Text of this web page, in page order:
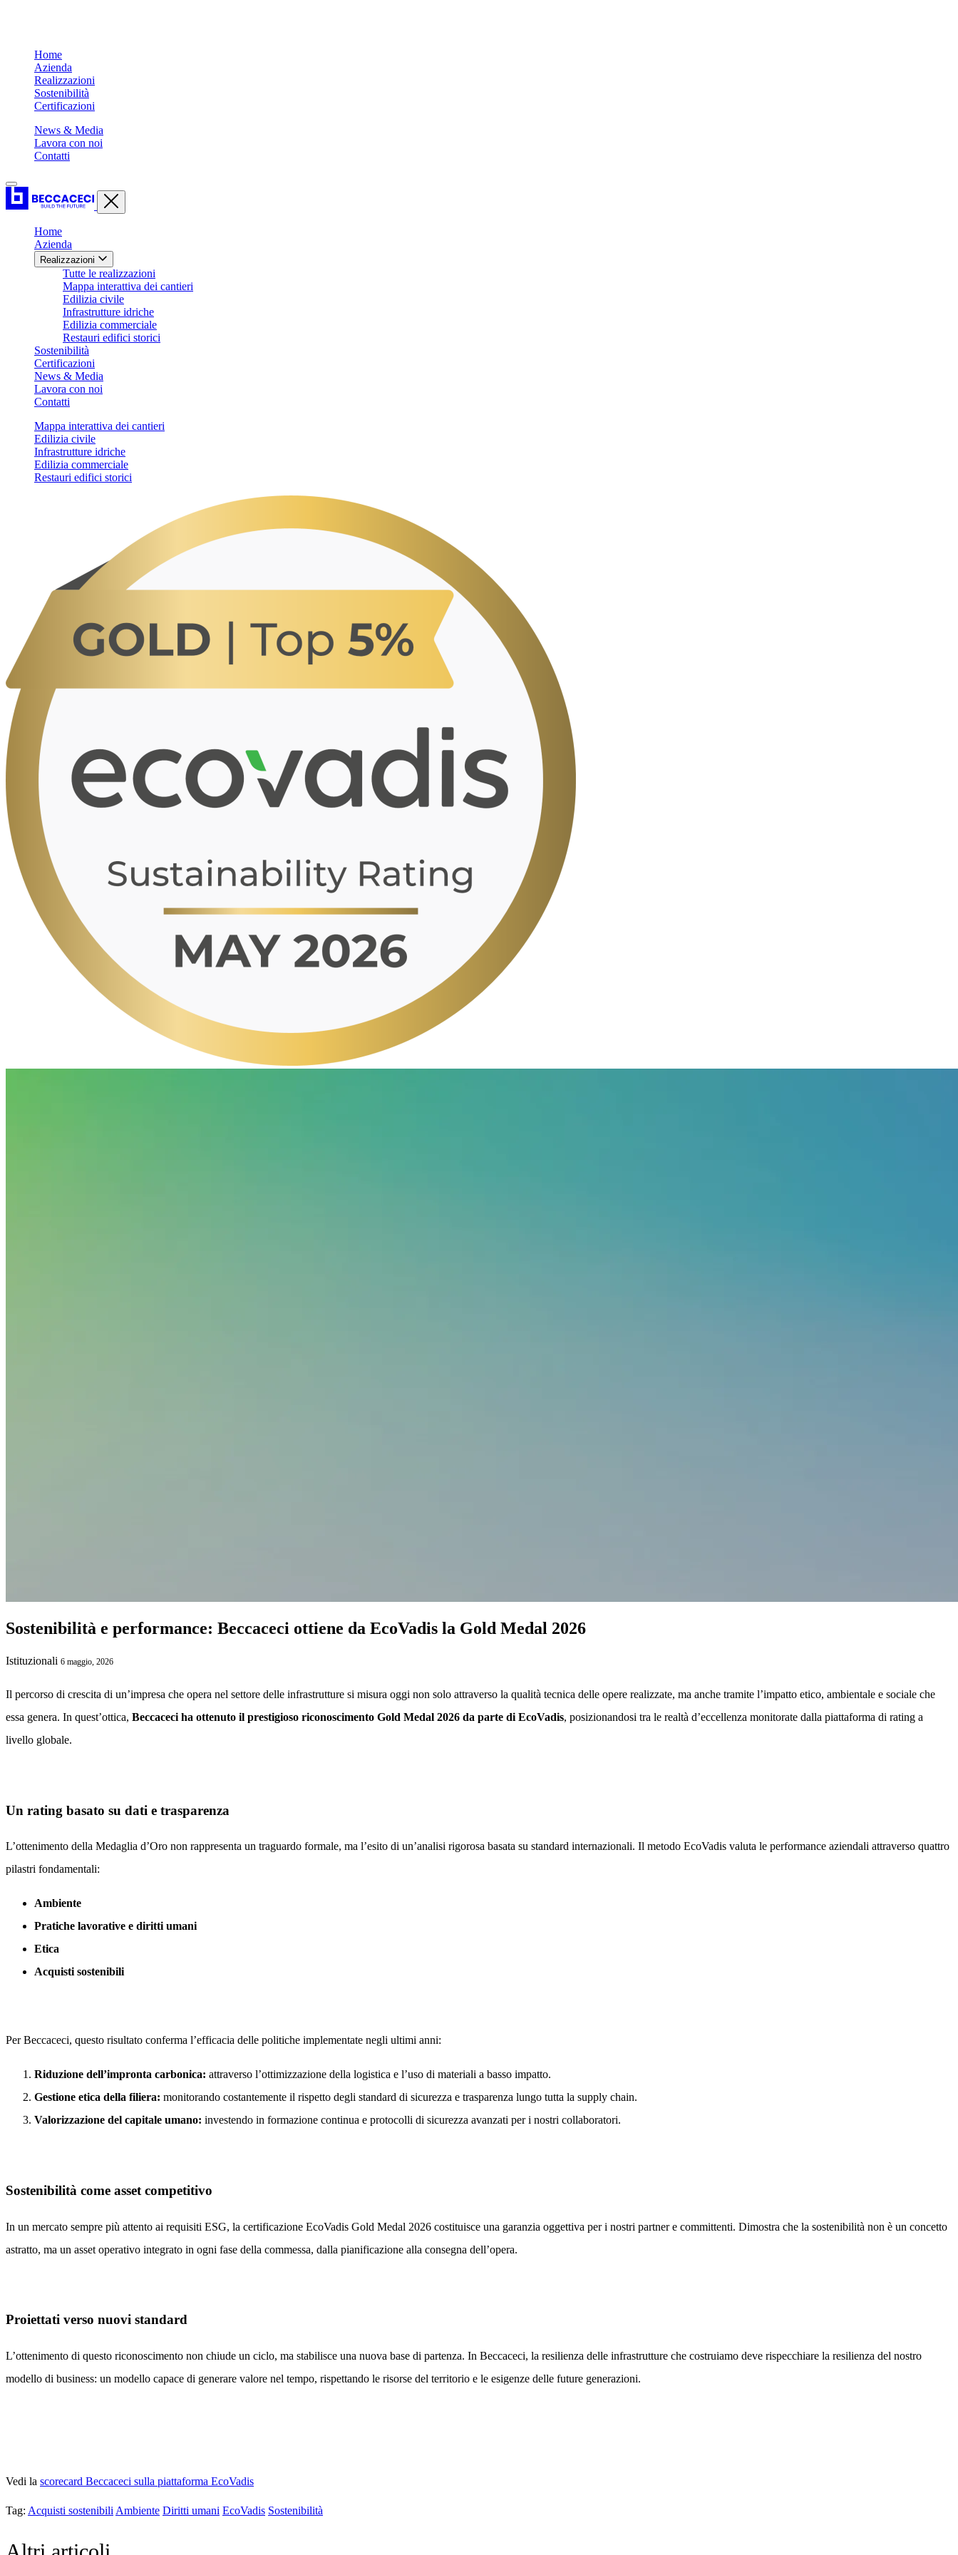
Home
Azienda
Realizzazioni
Sostenibilità
Certificazioni
News & Media
Lavora con noi
Contatti
Home
Azienda
Realizzazioni
Tutte le realizzazioni
Mappa interattiva dei cantieri
Edilizia civile
Infrastrutture idriche
Edilizia commerciale
Restauri edifici storici
Sostenibilità
Certificazioni
News & Media
Lavora con noi
Contatti
Mappa interattiva dei cantieri
Edilizia civile
Infrastrutture idriche
Edilizia commerciale
Restauri edifici storici
Sostenibilità e performance: Beccaceci ottiene da EcoVadis la Gold Medal 2026
Istituzionali 6 maggio, 2026
Il percorso di crescita di un’impresa che opera nel settore delle infrastrutture si misura oggi non solo attraverso la qualità tecnica delle opere realizzate, ma anche tramite l’impatto etico, ambientale e sociale che
essa genera. In quest’ottica, Beccaceci ha ottenuto il prestigioso riconoscimento Gold Medal 2026 da parte di EcoVadis, posizionandosi tra le realtà d’eccellenza monitorate dalla piattaforma di rating a
livello globale.
Un rating basato su dati e trasparenza
L’ottenimento della Medaglia d’Oro non rappresenta un traguardo formale, ma l’esito di un’analisi rigorosa basata su standard internazionali. Il metodo EcoVadis valuta le performance aziendali attraverso quattro
pilastri fondamentali:
Ambiente
Pratiche lavorative e diritti umani
Etica
Acquisti sostenibili
Per Beccaceci, questo risultato conferma l’efficacia delle politiche implementate negli ultimi anni:
Riduzione dell’impronta carbonica: attraverso l’ottimizzazione della logistica e l’uso di materiali a basso impatto.
Gestione etica della filiera: monitorando costantemente il rispetto degli standard di sicurezza e trasparenza lungo tutta la supply chain.
Valorizzazione del capitale umano: investendo in formazione continua e protocolli di sicurezza avanzati per i nostri collaboratori.
Sostenibilità come asset competitivo
In un mercato sempre più attento ai requisiti ESG, la certificazione EcoVadis Gold Medal 2026 costituisce una garanzia oggettiva per i nostri partner e committenti. Dimostra che la sostenibilità non è un concetto
astratto, ma un asset operativo integrato in ogni fase della commessa, dalla pianificazione alla consegna dell’opera.
Proiettati verso nuovi standard
L’ottenimento di questo riconoscimento non chiude un ciclo, ma stabilisce una nuova base di partenza. In Beccaceci, la resilienza delle infrastrutture che costruiamo deve rispecchiare la resilienza del nostro
modello di business: un modello capace di generare valore nel tempo, rispettando le risorse del territorio e le esigenze delle future generazioni.
Vedi la scorecard Beccaceci sulla piattaforma EcoVadis
Tag: Acquisti sostenibili Ambiente Diritti umani EcoVadis Sostenibilità